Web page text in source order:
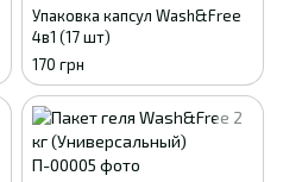
Упаковка капсул Wash&Free
4в1 (17 шт)
170 грн